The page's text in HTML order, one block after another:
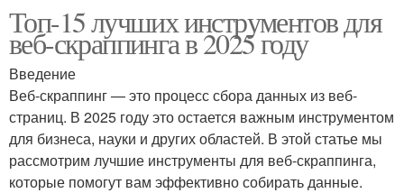
Топ-15 лучших инструментов для
веб-скраппинга в 2025 году
Введение
Веб-скраппинг — это процесс сбора данных из веб-
страниц. В 2025 году это остается важным инструментом
для бизнеса, науки и других областей. В этой статье мы
рассмотрим лучшие инструменты для веб-скраппинга,
которые помогут вам эффективно собирать данные.